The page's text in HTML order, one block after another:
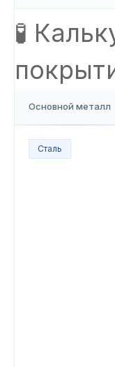
🧪
Основной металл
Сталь